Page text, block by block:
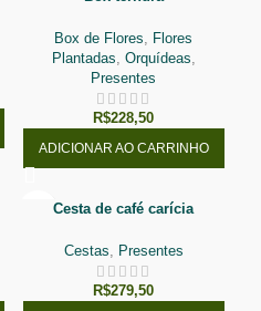
Box de Flores, Flores
Plantadas, Orquídeas,
Presentes
R$228,50
ADICIONAR AO CARRINHO
Cesta de café carícia
Cestas, Presentes
R$279,50